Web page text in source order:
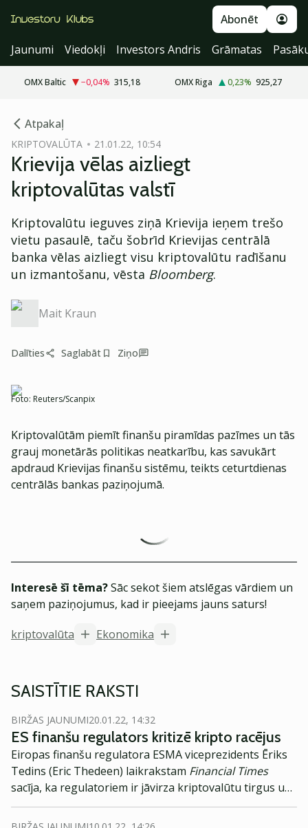
Abonēt
Jaunumi
Viedokļi Investors Andris Grāmatas
OMX Baltic −0,04% 315,18 OMX Riga 0,23% 925,27
Atpakaļ
KRIPTOVALŪTA 21.01.22, 10:54
Krievija vēlas aizliegt
kriptovalūtas valstī
Kriptovalūtu ieguves ziņā Krievija ieņem trešo
vietu pasaulē, taču šobrīd Krievijas centrālā
banka vēlas aizliegt visu kriptovalūtu radīšanu
un izmantošanu, vēsta Bloomberg.
Mait Kraun
Dalīties Saglabāt Ziņo
Foto: Reuters/Scanpix
Kriptovalūtām piemīt finanšu piramīdas pazīmes un tās
grauj monetārās politikas neatkarību, kas savukārt
apdraud Krievijas finanšu sistēmu, teikts ceturtdienas
centrālās bankas paziņojumā.
Interesē šī tēma?Sāc sekot šiem atslēgas vārdiem un
saņem paziņojumus, kad ir pieejams jauns saturs!
kriptovalūta
Ekonomika
SAISTĪTIE RAKSTI
BIRŽAS JAUNUMI20.01.22, 14:32
ES finanšu regulators kritizē kripto racējus
Eiropas finanšu regulatora ESMA viceprezidents Ēriks
Tedins (Eric Thedeen) laikrakstam Financial Times
sacīja, ka regulatoriem ir jāvirza kriptovalūtu tirgus uz
efektīvākām ieguves metodēm.